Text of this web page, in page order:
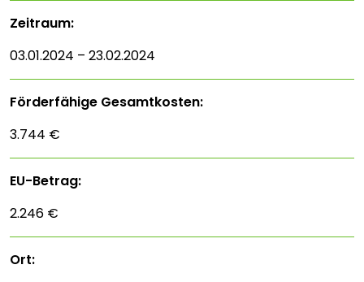
Zeitraum:
03.01.2024 – 23.02.2024
Förderfähige Gesamtkosten:
3.744 €
EU-Betrag:
2.246 €
Ort: